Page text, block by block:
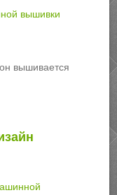
вышивается